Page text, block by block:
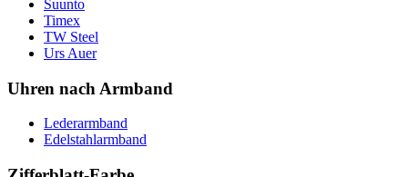
Suunto
Timex
TW Steel
Urs Auer
Uhren nach Armband
Lederarmband
Edelstahlarmband